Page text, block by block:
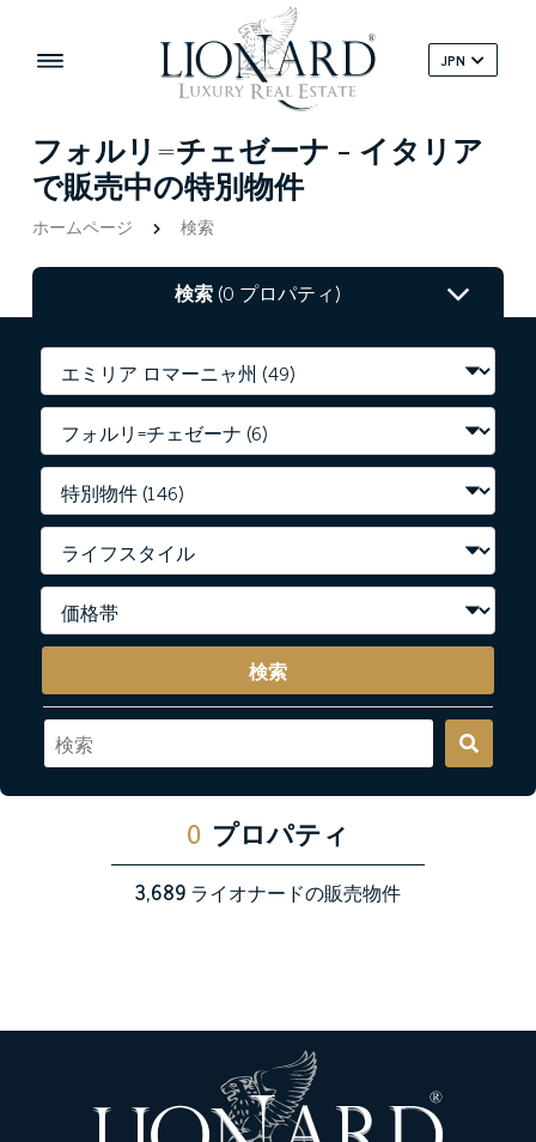
JPN
フォルリ=チェゼーナ - イタリア
で販売中の特別物件
ホームページ 検索
検索(0 プロパティ)
検索
0 プロパティ
3,689ライオナードの販売物件